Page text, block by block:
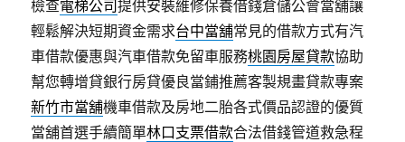
檢查電梯公司提供安裝維修保養借錢倉儲公會當舖讓
輕鬆解決短期資金需求台中當舖常見的借款方式有汽
車借款優惠與汽車借款免留車服務桃園房屋貸款協助
幫您轉增貸銀行房貸優良當鋪推薦客製規畫貸款專案
新竹市當舖機車借款及房地二胎各式價品認證的優質
當舖首選手續簡單林口支票借款合法借錢管道救急程